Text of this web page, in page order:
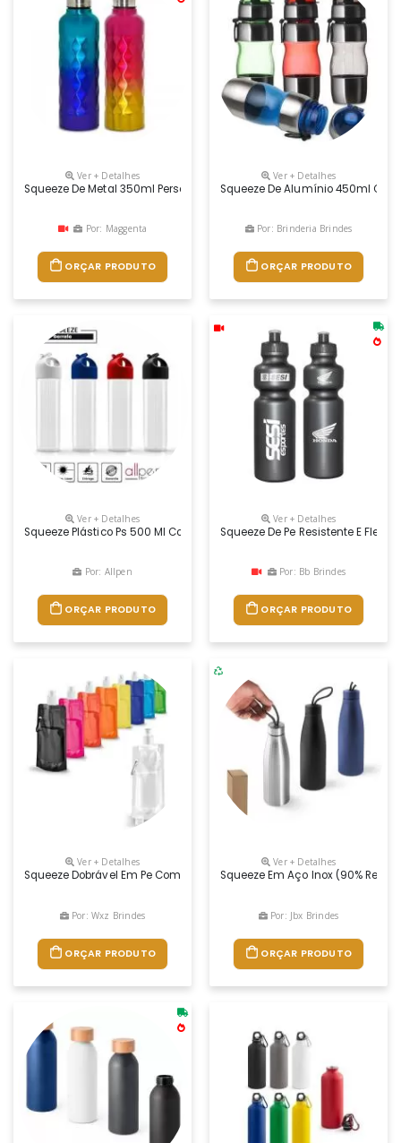
Ver + Detalhes
Squeeze De Metal 350ml Personalizado
Por: Maggenta
ORÇAR PRODUTO
Ver + Detalhes
Squeeze De Alumínio 450ml Com
Por: Brinderia Brindes
ORÇAR PRODUTO
Ver + Detalhes
Squeeze Plástico Ps 500 Ml Com Tampa Colorida Personalizado
Por: Allpen
ORÇAR PRODUTO
Ver + Detalhes
Squeeze De Pe Resistente E
Por: Bb Brindes
ORÇAR PRODUTO
Ver + Detalhes
Squeeze Dobrável Em Pe Com Bico De Sistema "push-Pull" E
Por: Wxz Brindes
ORÇAR PRODUTO
Ver + Detalhes
Squeeze Em Aço Inox (90%
Por: Jbx Brindes
ORÇAR PRODUTO